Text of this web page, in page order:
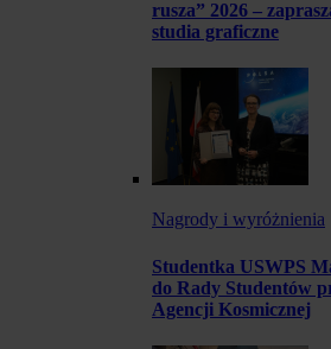
rusza” 2026 –
studia graficzne
Nagrody i wyróżnienia
Studentka USWPS
do Rady Studentów
Agencji Kosmicznej